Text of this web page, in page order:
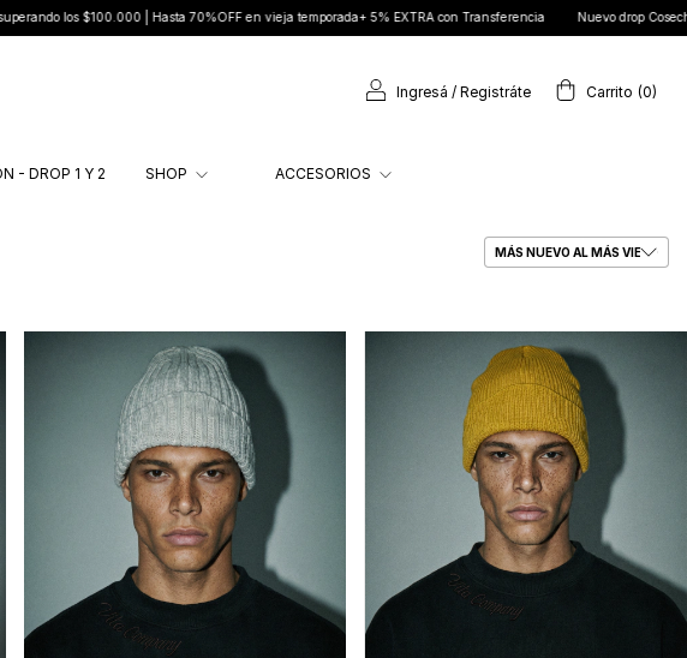
| Hasta 70%OFF en vieja temporada+ 5% EXTRA con Transferencia Nuevo drop Cosechar ya disponible
Ingresá / Registráte Carrito (0)
- DROP 1 Y 2 SHOP ACCESORIOS